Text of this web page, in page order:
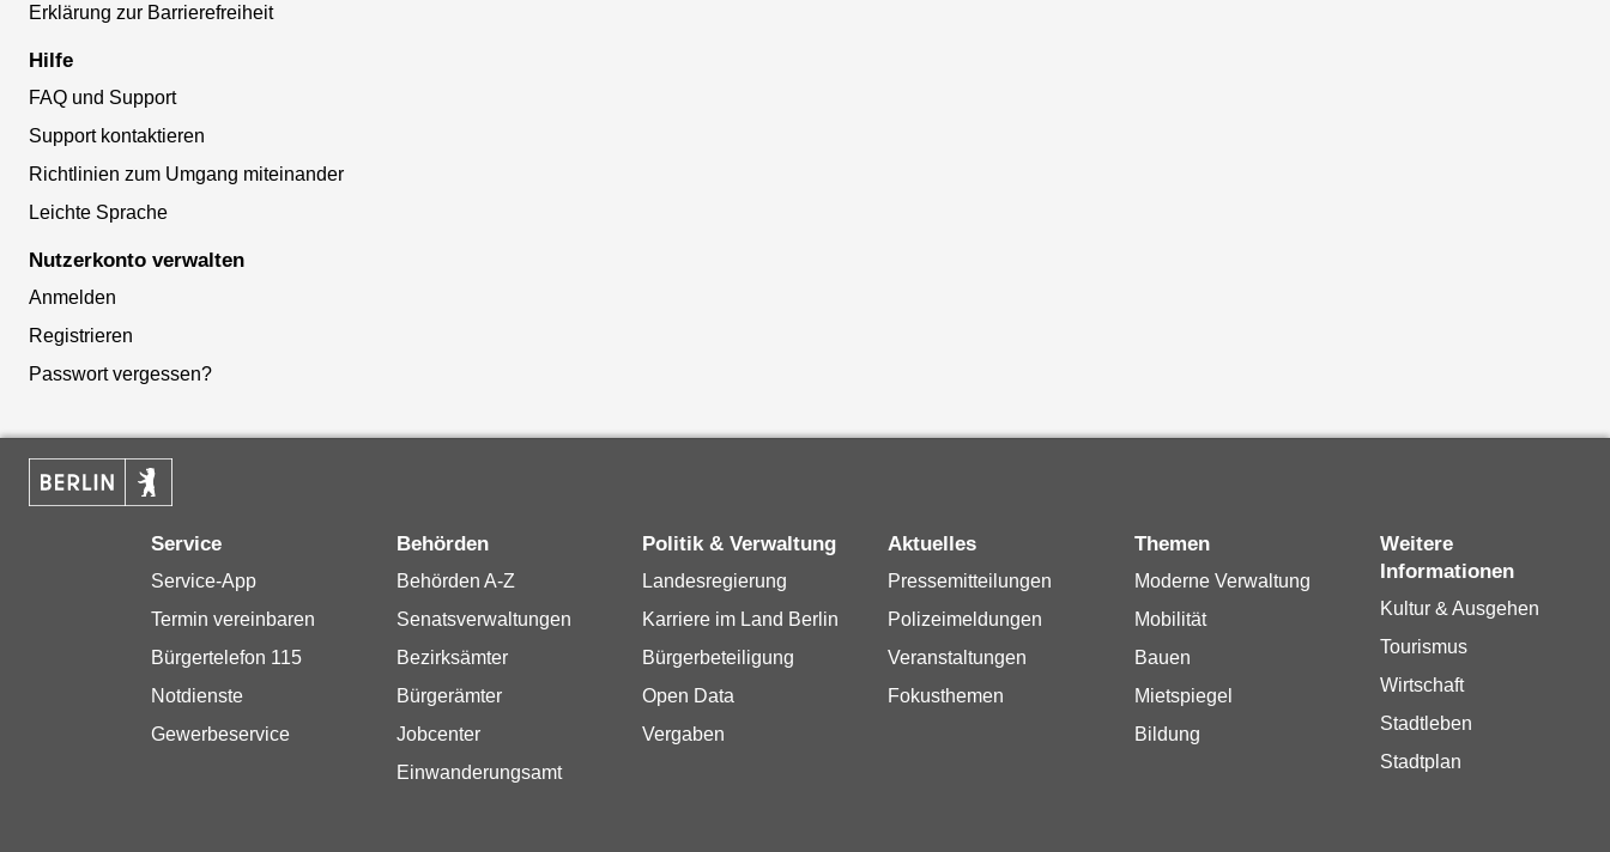
Erklärung zur Barrierefreiheit
Hilfe
FAQ und Support
Support kontaktieren
Richtlinien zum Umgang miteinander
Leichte Sprache
Nutzerkonto verwalten
Anmelden
Registrieren
Passwort vergessen?
Service
Service-App
Termin vereinbaren
Bürgertelefon 115
Notdienste
Gewerbeservice
Behörden
Behörden A-Z
Senatsverwaltungen
Bezirksämter
Bürgerämter
Jobcenter
Einwanderungsamt
Politik & Verwaltung
Landesregierung
Karriere im Land Berlin
Bürgerbeteiligung
Open Data
Vergaben
Aktuelles
Pressemitteilungen
Polizeimeldungen
Veranstaltungen
Fokusthemen
Themen
Moderne Verwaltung
Mobilität
Bauen
Mietspiegel
Bildung
Weitere
Informationen
Kultur & Ausgehen
Tourismus
Wirtschaft
Stadtleben
Stadtplan